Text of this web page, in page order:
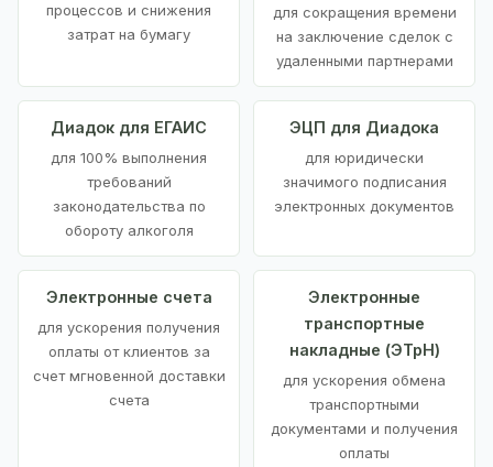
процессов и снижения
затрат на бумагу
для сокращения времени
на заключение сделок с
удаленными партнерами
Диадок для ЕГАИС
для 100% выполнения
требований
законодательства по
обороту алкоголя
ЭЦП для Диадока
для юридически
значимого подписания
электронных документов
Электронные счета
для ускорения получения
оплаты от клиентов за
счет мгновенной доставки
счета
Электронные
транспортные
накладные (ЭТрН)
для ускорения обмена
транспортными
документами и получения
оплаты